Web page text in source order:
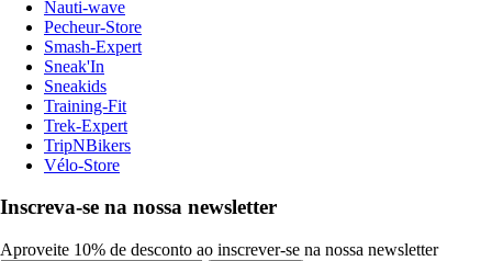
Nauti-wave
Pecheur-Store
Smash-Expert
Sneak'In
Sneakids
Training-Fit
Trek-Expert
TripNBikers
Vélo-Store
Inscreva-se na nossa newsletter
Aproveite 10% de desconto ao inscrever-se na nossa newsletter